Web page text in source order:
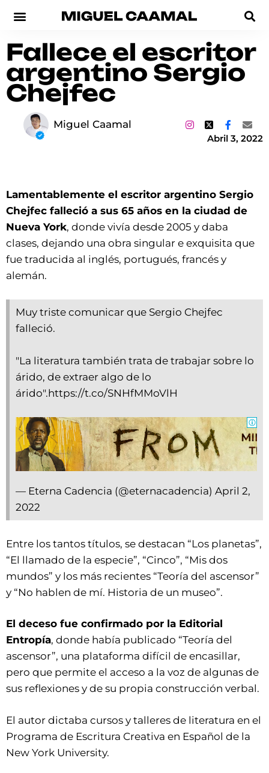
Fallece el escritor
argentino Sergio
Chejfec
Miguel Caamal
Abril 3, 2022
Lamentablemente el escritor argentino Sergio
Chejfec falleció a sus 65 años en la ciudad de
Nueva York, donde vivía desde 2005 y daba
clases, dejando una obra singular e exquisita que
fue traducida al inglés, portugués, francés y
alemán.
Muy triste comunicar que Sergio Chejfec
falleció.
"La literatura también trata de trabajar sobre lo
árido, de extraer algo de lo
árido".https://t.co/SNHfMMoVlH
— Eterna Cadencia (@eternacadencia) April 2,
2022
Entre los tantos títulos, se destacan “Los planetas”,
“El llamado de la especie”, “Cinco”, “Mis dos
mundos” y los más recientes “Teoría del ascensor”
y “No hablen de mí. Historia de un museo”.
El deceso fue confirmado por la Editorial
Entropía, donde había publicado “Teoría del
ascensor”, una plataforma difícil de encasillar,
pero que permite el acceso a la voz de algunas de
sus reflexiones y de su propia construcción verbal.
El autor dictaba cursos y talleres de literatura en el
Programa de Escritura Creativa en Español de la
New York University.